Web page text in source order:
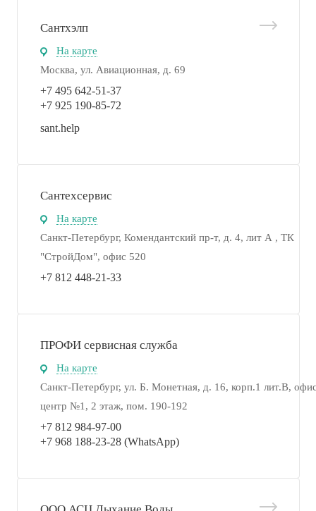
Сантхэлп
На карте
Москва, ул. Авиационная, д. 69
+7 495 642-51-37
+7 925 190-85-72
sant.help
Сантехсервис
На карте
Санкт-Петербург, Комендантский пр-т, д. 4, лит А , ТК
"СтройДом", офис 520
+7 812 448-21-33
ПРОФИ сервисная служба
На карте
Санкт-Петербург, ул. Б. Монетная, д. 16, корп.1 лит.В,
центр №1, 2 этаж, пом. 190-192
+7 812 984-97-00
+7 968 188-23-28 (WhatsApp)